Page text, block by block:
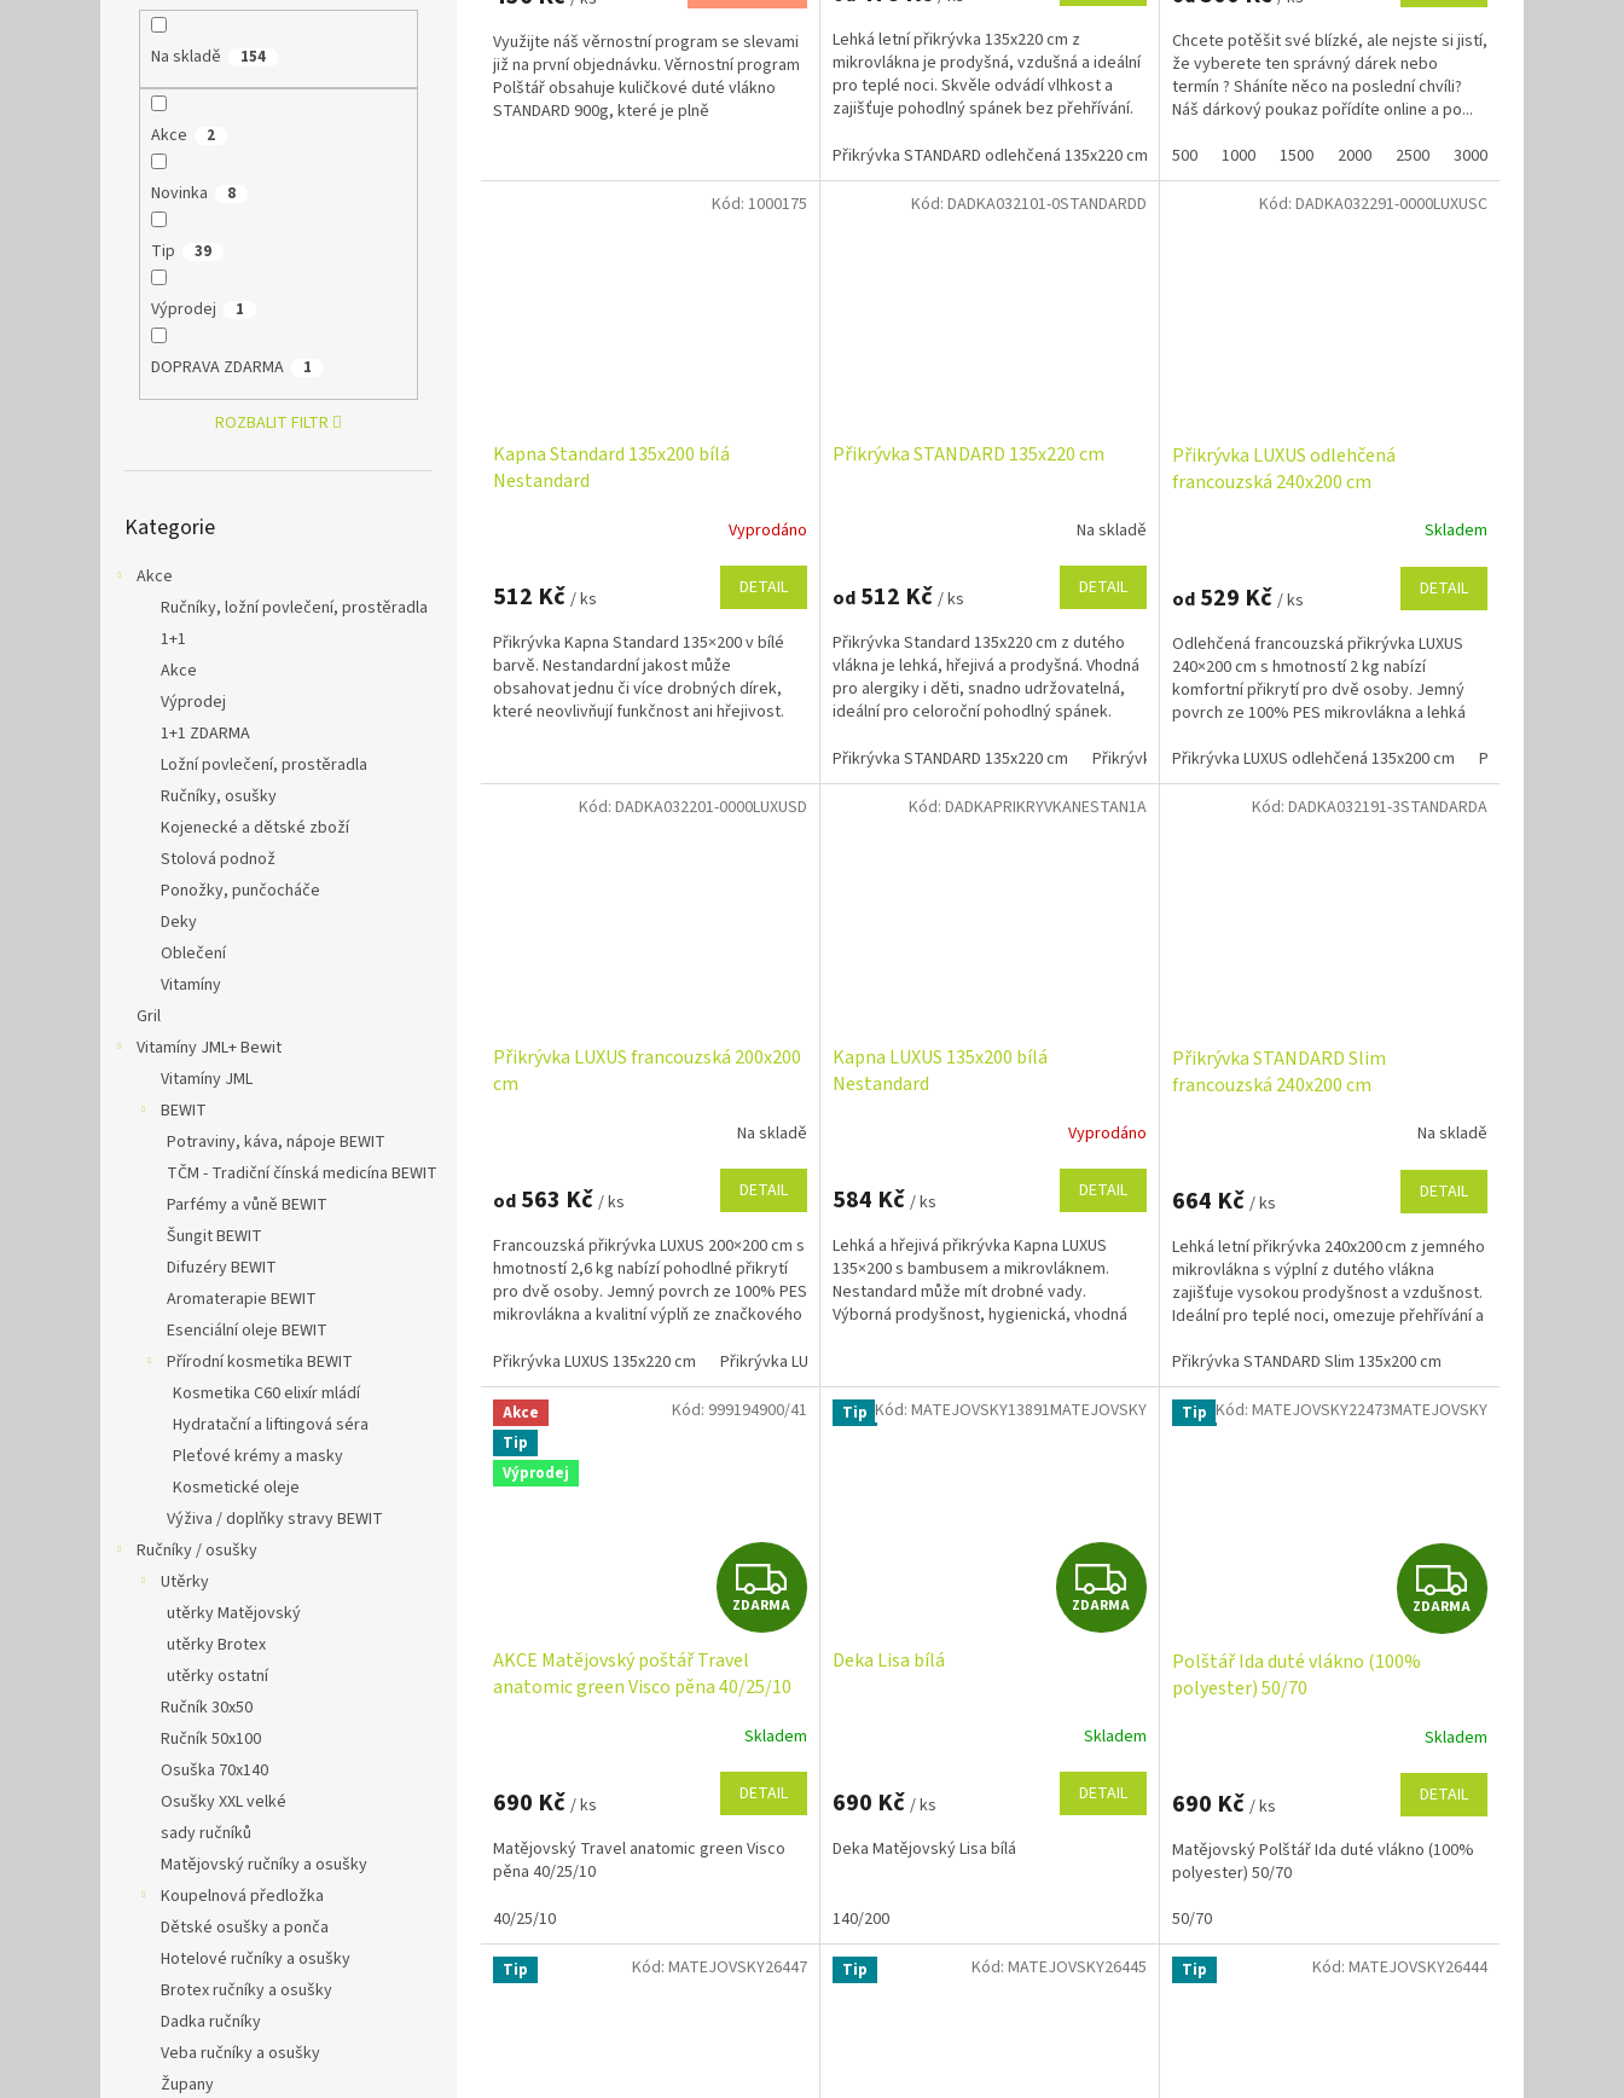
Na skladě 154
Akce 2
Novinka 8
Tip 39
Výprodej 1
DOPRAVA ZDARMA 1
ROZBALIT FILTR
kategorie
Kategorie
Akce
Ručníky, ložní povlečení, prostěradla
1+1
Akce
Výprodej
1+1 ZDARMA
Ložní povlečení, prostěradla
Ručníky, osušky
Kojenecké a dětské zboží
Stolová podnož
Ponožky, punčocháče
Deky
Oblečení
Vitamíny
Gril
Vitamíny JML+ Bewit
Vitamíny JML
BEWIT
Potraviny, káva, nápoje BEWIT
TČM - Tradiční čínská medicína BEWIT
Parfémy a vůně BEWIT
Šungit BEWIT
Difuzéry BEWIT
Aromaterapie BEWIT
Esenciální oleje BEWIT
Přírodní kosmetika BEWIT
Kosmetika C60 elixír mládí
Hydratační a liftingová séra
Pleťové krémy a masky
Kosmetické oleje
Výživa / doplňky stravy BEWIT
Ručníky / osušky
Utěrky
utěrky Matějovský
utěrky Brotex
utěrky ostatní
Ručník 30x50
Ručník 50x100
Osuška 70x140
Osušky XXL velké
sady ručníků
Matějovský ručníky a osušky
Koupelnová předložka
Dětské osušky a ponča
Hotelové ručníky a osušky
Brotex ručníky a osušky
Dadka ručníky
Veba ručníky a osušky
Župany
Využijte náš věrnostní program se slevami
již na první objednávku. Věrnostní program
Polštář obsahuje kuličkové duté vlákno
STANDARD 900g, které je plně
Lehká letní přikrývka 135x220 cm z
mikrovlákna je prodyšná, vzdušná a ideální
pro teplé noci. Skvěle odvádí vlhkost a
zajišťuje pohodlný spánek bez přehřívání.
Přikrývka STANDARD odlehčená 135x220 cm
Přikrývka STANDARD odlehčená 135x200 cm
A
Chcete potěšit své blízké, ale nejste si jistí,
že vyberete ten správný dárek nebo
termín ? Sháníte něco na poslední chvíli?
Náš dárkový poukaz pořídíte online a po...
500
1000 1500 2000 2500 3000
Kapna Standard 135x200 bílá
Nestandard
Vyprodáno
512 Kč / ks DETAIL
Přikrývka Kapna Standard 135×200 v bílé
barvě. Nestandardní jakost může
obsahovat jednu či více drobných dírek,
které neovlivňují funkčnost ani hřejivost.
Kód: 1000175
Přikrývka STANDARD 135x220 cm
Na skladě
od512 Kč / ks DETAIL
Přikrývka Standard 135x220 cm z dutého
vlákna je lehká, hřejivá a prodyšná. Vhodná
pro alergiky i děti, snadno udržovatelná,
ideální pro celoroční pohodlný spánek.
Přikrývka STANDARD 135x220 cm
Přikrývka STANDARD 90x130 cm Přikrývka STANDARD 135x200 cm
Kód: DADKA032101-0STANDARDD
Přikrývka LUXUS odlehčená
francouzská 240x200 cm
Skladem
od529 Kč / ks DETAIL
Odlehčená francouzská přikrývka LUXUS
240×200 cm s hmotností 2 kg nabízí
komfortní přikrytí pro dvě osoby. Jemný
povrch ze 100% PES mikrovlákna a lehká
Přikrývka LUXUS odlehčená 135x200 cm
Přikrývka LUXUS
Kód: DADKA032291-0000LUXUSC
Přikrývka LUXUS francouzská 200x200
cm
je
z
5
hvězdiček.
Na skladě
od 563 Kč / ks DETAIL
Francouzská přikrývka LUXUS 200×200 cm s
hmotností 2,6 kg nabízí pohodlné přikrytí
pro dvě osoby. Jemný povrch ze 100% PES
mikrovlákna a kvalitní výplň ze značkového
Přikrývka LUXUS 135x220 cm
Přikrývka LUXUS 90x130 cm Přikrývka LUXUS francouzská 240x200 cm
Kód: DADKA032201-0000LUXUSD
Kapna LUXUS 135x200 bílá
Nestandard
Vyprodáno
584 Kč / ks DETAIL
Lehká a hřejivá přikrývka Kapna LUXUS
135×200 s bambusem a mikrovláknem.
Nestandard může mít drobné vady.
Výborná prodyšnost, hygienická, vhodná
Kód: DADKAPRIKRYVKANESTAN1A
Přikrývka STANDARD Slim
francouzská 240x200 cm
Na skladě
664 Kč / ks DETAIL
Lehká letní přikrývka 240x200 cm z jemného
mikrovlákna s výplní z dutého vlákna
zajišťuje vysokou prodyšnost a vzdušnost.
Ideální pro teplé noci, omezuje přehřívání a
Přikrývka STANDARD Slim 135x200 cm
Kód: DADKA032191-3STANDARDA
Akce
Tip
Výprodej
Z
D
A
R
M
A
ZDARMA
AKCE Matějovský poštář Travel
anatomic green Visco pěna 40/25/10
Skladem
690 Kč / ks DETAIL
Matějovský Travel anatomic green Visco
pěna 40/25/10
40/25/10
Kód: 999194900/41 Tip
Z
D
R
M
A
ZDARMA
Deka Lisa bílá
Skladem
690 Kč / ks DETAIL
Deka Matějovský Lisa bílá
140/200
Kód: MATEJOVSKY13891MATEJOVSKY Tip
Z
D
R
M
A
ZDARMA
Polštář Ida duté vlákno (100%
polyester) 50/70
Skladem
690 Kč / ks DETAIL
Matějovský Polštář Ida duté vlákno (100%
polyester) 50/70
50/70
Kód: MATEJOVSKY22473MATEJOVSKY
Tip Kód: MATEJOVSKY26447 Tip Kód: MATEJOVSKY26445 Tip Kód: MATEJOVSKY26444